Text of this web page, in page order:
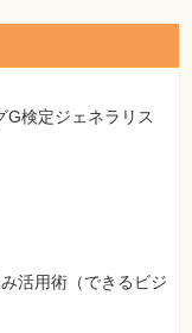
ャプションと内容
G検定ジェネラリス
活用術（できるビジ